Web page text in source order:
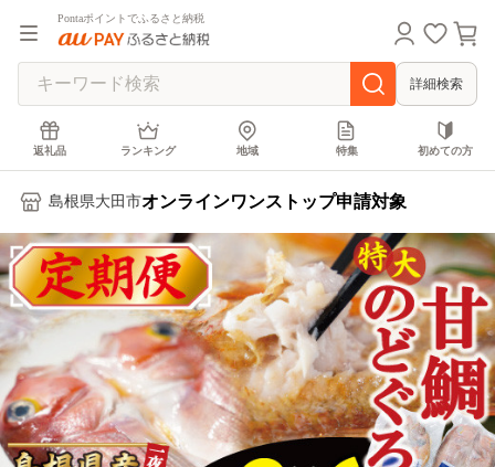
Pontaポイントでふるさと納税
詳細検索
返礼品 ランキング 地域 特集 初めての方
島根県大田市オンラインワンストップ申請対象